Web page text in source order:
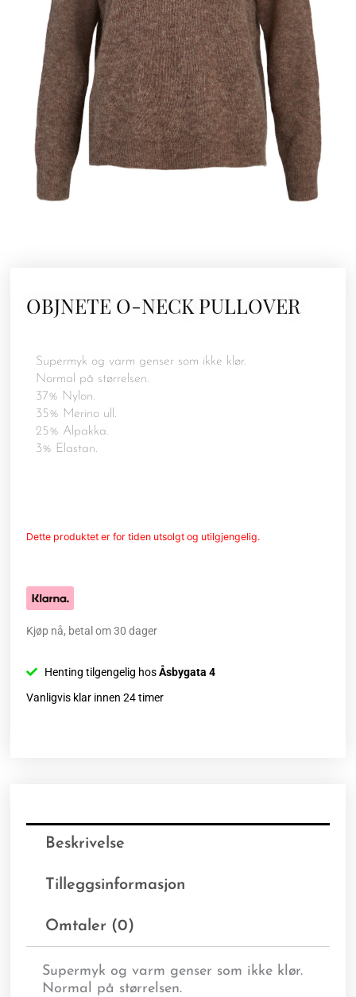
OBJNETE O-NECK PULLOVER
Supermyk og varm genser som ikke klør.
Normal på størrelsen.
37% Nylon.
35% Merino ull.
25% Alpakka.
3% Elastan.
Dette produktet er for tiden utsolgt og utilgjengelig.
Kjøp nå, betal om 30 dager
Henting tilgengelig hosÅsbygata 4
Vanligvis klar innen 24 timer
Beskrivelse
Tilleggsinformasjon
Omtaler (0)
Supermyk og varm genser som ikke klør.
Normal på størrelsen.